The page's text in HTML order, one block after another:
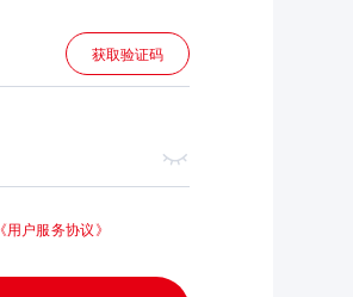
获取验证码
《用户服务协议》